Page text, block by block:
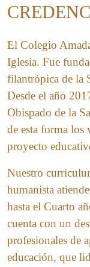
El Colegio
Iglesia. Fue
filantrópica de la
Desde el año
Obispado de la
de esta forma los
proyecto
Nuestro
humanista
hasta el Cuarto
cuenta con un
profesionales de
educación, que